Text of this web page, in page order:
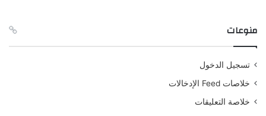
منوعات
تسجيل الدخول
خلاصات Feed الإدخالات
خلاصة التعليقات